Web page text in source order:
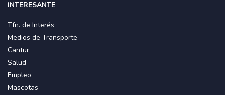
INTERESANTE
Tfn. de Interés
Medios de Transporte
Cantur
Salud
Empleo
Mascotas